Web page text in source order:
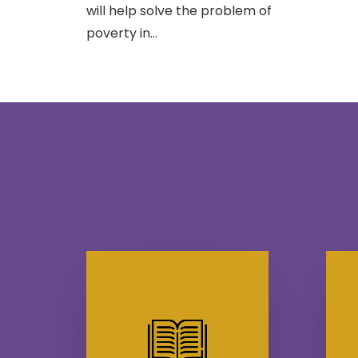
will help solve the problem of
poverty in…